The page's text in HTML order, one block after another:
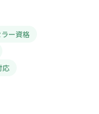
ー資格
応